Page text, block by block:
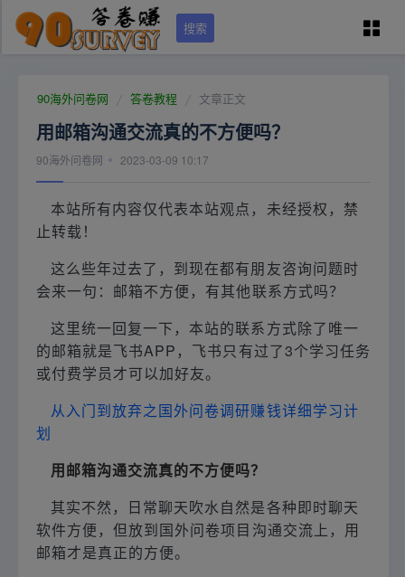
搜索
学员专区
关于本站
90海外问卷网 答卷教程 文章正文
用邮箱沟通交流真的不方便吗？
90海外问卷网 2023-03-09 10:17
本站所有内容仅代表本站观点，未经授权，禁
止转载！
这么些年过去了，到现在都有朋友咨询问题时
会来一句：邮箱不方便，有其他联系方式吗？
这里统一回复一下，本站的联系方式除了唯一
的邮箱就是飞书APP，飞书只有过了3个学习任务
或付费学员才可以加好友。
从入门到放弃之国外问卷调研赚钱详细学习计
划
用邮箱沟通交流真的不方便吗？
其实不然，日常聊天吹水自然是各种即时聊天
软件方便，但放到国外问卷项目沟通交流上，用
邮箱才是真正的方便。